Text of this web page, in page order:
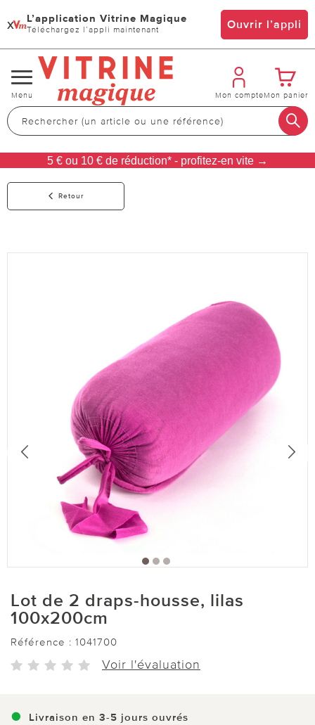
x L’application Vitrine Magique
Téléchargez l’appli maintenant Ouvrir l’appli
Changer
de
navigation
Menu Mon compteMon panier
5 € ou 10 € de réduction* - profitez-en vite →
Retour
Lot de 2 draps-housse, lilas
100x200cm
Référence : 1041700
Voir l'évaluation
Livraison en 3-5 jours ouvrés